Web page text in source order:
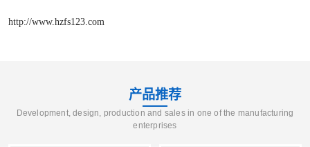
http://www.hzfs123.com
产品推荐
Development, design, production and sales in one of the manufacturing
enterprises